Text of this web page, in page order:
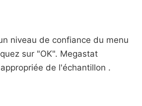
niveau de confiance du menu
sur "OK". Megastat
de l'échantillon .